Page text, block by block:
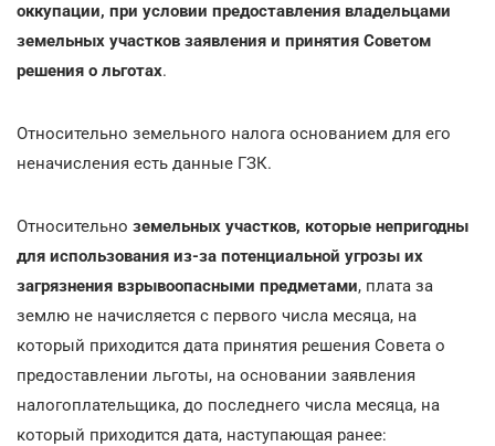
оккупации, при условии предоставления владельцами
земельных участков заявления и принятия Советом
решения о льготах.
Относительно земельного налога основанием для его
неначисления есть данные ГЗК.
Относительно земельных участков, которые непригодны
для использования из-за потенциальной угрозы их
загрязнения взрывоопасными предметами, плата за
землю не начисляется с первого числа месяца, на
который приходится дата принятия решения Совета о
предоставлении льготы, на основании заявления
налогоплательщика, до последнего числа месяца, на
который приходится дата, наступающая ранее: